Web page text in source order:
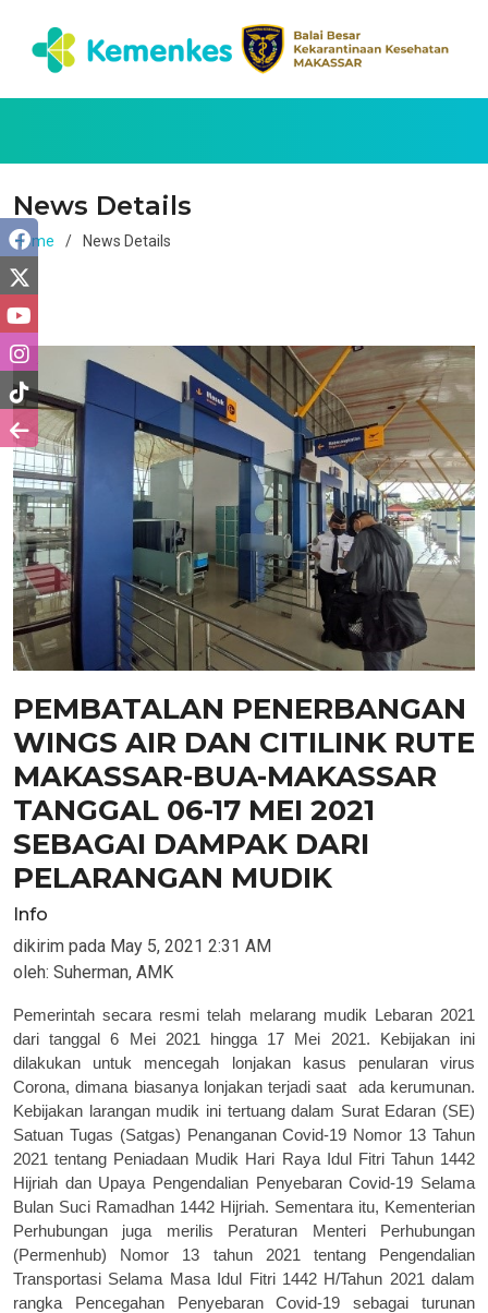
News Details
Home News Details
PEMBATALAN PENERBANGAN
WINGS AIR DAN CITILINK RUTE
MAKASSAR-BUA-MAKASSAR
TANGGAL 06-17 MEI 2021
SEBAGAI DAMPAK DARI
PELARANGAN MUDIK
Info
dikirim pada May 5, 2021 2:31 AM
oleh: Suherman, AMK
Pemerintah secara resmi telah melarang mudik Lebaran 2021
dari tanggal 6 Mei 2021 hingga 17 Mei 2021. Kebijakan ini
dilakukan untuk mencegah lonjakan kasus penularan virus
Corona, dimana biasanya lonjakan terjadi saat ada kerumunan.
Kebijakan larangan mudik ini tertuang dalam Surat Edaran (SE)
Satuan Tugas (Satgas) Penanganan Covid-19 Nomor 13 Tahun
2021 tentang Peniadaan Mudik Hari Raya Idul Fitri Tahun 1442
Hijriah dan Upaya Pengendalian Penyebaran Covid-19 Selama
Bulan Suci Ramadhan 1442 Hijriah. Sementara itu, Kementerian
Perhubungan juga merilis Peraturan Menteri Perhubungan
(Permenhub) Nomor 13 tahun 2021 tentang Pengendalian
Transportasi Selama Masa Idul Fitri 1442 H/Tahun 2021 dalam
rangka Pencegahan Penyebaran Covid-19 sebagai turunan